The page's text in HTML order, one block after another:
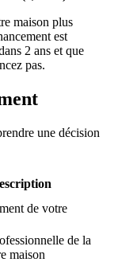
maison plus
est
2 ans et que
pas.
une décision
de votre
de la
maison